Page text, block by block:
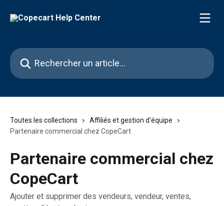
Rechercher un article...
Toutes les collections
Affiliés et gestion d'équipe
Partenaire commercial chez CopeCart
Partenaire commercial chez
CopeCart
Ajouter et supprimer des vendeurs, vendeur, ventes,